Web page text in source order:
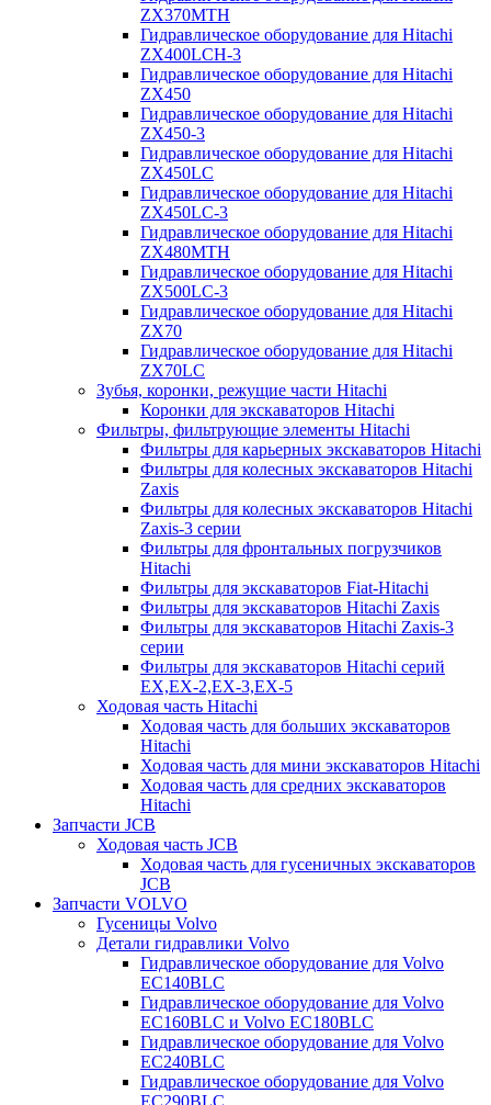
ZX370MTH
Гидравлическое оборудование для Hitachi
ZX400LCH-3
Гидравлическое оборудование для Hitachi
ZX450
Гидравлическое оборудование для Hitachi
ZX450-3
Гидравлическое оборудование для Hitachi
ZX450LC
Гидравлическое оборудование для Hitachi
ZX450LC-3
Гидравлическое оборудование для Hitachi
ZX480MTH
Гидравлическое оборудование для Hitachi
ZX500LC-3
Гидравлическое оборудование для Hitachi
ZX70
Гидравлическое оборудование для Hitachi
ZX70LC
Зубья, коронки, режущие части Hitachi
Коронки для экскаваторов Hitachi
Фильтры, фильтрующие элементы Hitachi
Фильтры для карьерных экскаваторов Hitachi
Фильтры для колесных экскаваторов Hitachi
Zaxis
Фильтры для колесных экскаваторов Hitachi
Zaxis-3 серии
Фильтры для фронтальных погрузчиков
Hitachi
Фильтры для экскаваторов Fiat-Hitachi
Фильтры для экскаваторов Hitachi Zaxis
Фильтры для экскаваторов Hitachi Zaxis-3
серии
Фильтры для экскаваторов Hitachi серий
EX,EX-2,EX-3,EX-5
Ходовая часть Hitachi
Ходовая часть для больших экскаваторов
Hitachi
Ходовая часть для мини экскаваторов Hitachi
Ходовая часть для средних экскаваторов
Hitachi
Запчасти JCB
Ходовая часть JCB
Ходовая часть для гусеничных экскаваторов
JCB
Запчасти VOLVO
Гусеницы Volvo
Детали гидравлики Volvo
Гидравлическое оборудование для Volvo
EC140BLC
Гидравлическое оборудование для Volvo
EC160BLC и Volvo EC180BLC
Гидравлическое оборудование для Volvo
EC240BLC
Гидравлическое оборудование для Volvo
EC290BLC